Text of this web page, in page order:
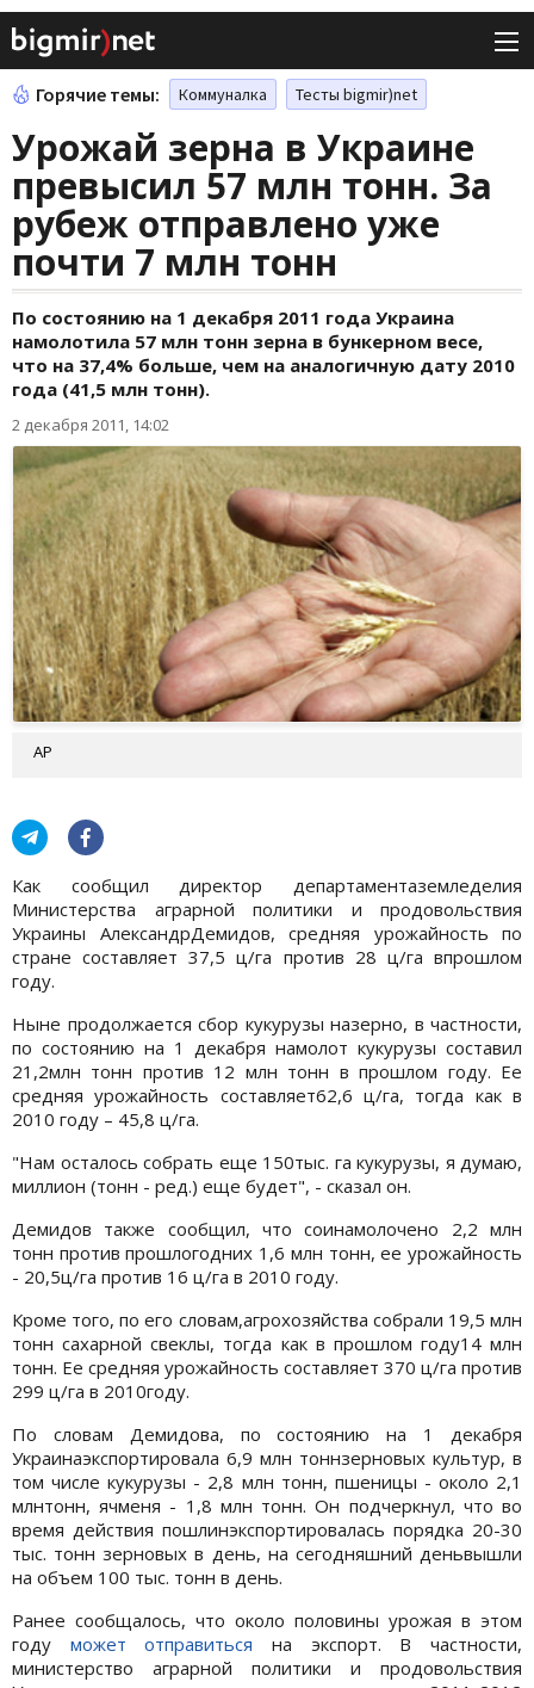
Горячие темы: Коммуналка Тесты bigmir)net
Урожай зерна в Украине
превысил 57 млн тонн. За
рубеж отправлено уже
почти 7 млн тонн
По состоянию на 1 декабря 2011 года Украина
намолотила 57 млн тонн зерна в бункерном весе,
что на 37,4% больше, чем на аналогичную дату 2010
года (41,5 млн тонн).
2 декабря 2011, 14:02
АР
Как сообщил директор департаментаземледелия
Министерства аграрной политики и продовольствия
Украины АлександрДемидов, средняя урожайность по
стране составляет 37,5 ц/га против 28 ц/га впрошлом
году.
Ныне продолжается сбор кукурузы назерно, в частности,
по состоянию на 1 декабря намолот кукурузы составил
21,2млн тонн против 12 млн тонн в прошлом году. Ее
средняя урожайность составляет62,6 ц/га, тогда как в
2010 году – 45,8 ц/га.
"Нам осталось собрать еще 150тыс. га кукурузы, я думаю,
миллион (тонн - ред.) еще будет", - сказал он.
Демидов также сообщил, что соинамолочено 2,2 млн
тонн против прошлогодних 1,6 млн тонн, ее урожайность
- 20,5ц/га против 16 ц/га в 2010 году.
Кроме того, по его словам,агрохозяйства собрали 19,5 млн
тонн сахарной свеклы, тогда как в прошлом году14 млн
тонн. Ее средняя урожайность составляет 370 ц/га против
299 ц/га в 2010году.
По словам Демидова, по состоянию на 1 декабря
Украинаэкспортировала 6,9 млн тоннзерновых культур, в
том числе кукурузы - 2,8 млн тонн, пшеницы - около 2,1
млнтонн, ячменя - 1,8 млн тонн. Он подчеркнул, что во
время действия пошлинэкспортировалась порядка 20-30
тыс. тонн зерновых в день, на сегодняшний деньвышли
на объем 100 тыс. тонн в день.
Ранее сообщалось, что около половины урожая в этом
году может отправиться на экспорт. В частности,
министерство аграрной политики и продовольствия